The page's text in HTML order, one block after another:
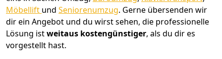
Möbellift und Seniorenumzug. Gerne übersenden wir
dir ein Angebot und du wirst sehen, die professionelle
Lösung istweitaus kostengünstiger, als du dir es
vorgestellt hast.